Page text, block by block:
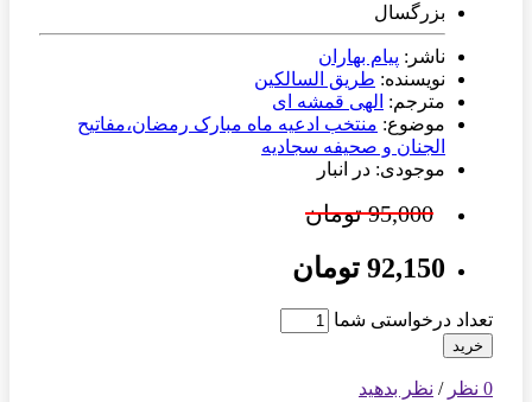
بزرگسال
ناشر: پیام بهاران
نویسنده: طریق السالکین
مترجم: الهی قمشه ای
موضوع: منتخب ادعیه ماه مبارک رمضان،مفاتیح
الجنان و صحیفه سجادیه
موجودی: در انبار
95,000 تومان
92,150 تومان
تعداد درخواستی شما
خرید
0 نظر / نظر بدهید